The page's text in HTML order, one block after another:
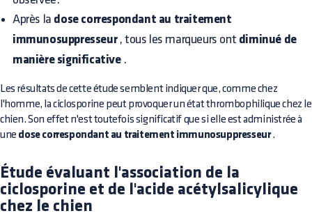
Après la dose correspondant au traitement
immunosuppresseur, tous les marqueurs ont diminué de
manière significative.
Les résultats de cette étude semblent indiquer que, comme chez
l'homme, la ciclosporine peut provoquer un état thrombophilique chez le
chien. Son effet n'est toutefois significatif que si elle est administrée à
une dose correspondant au traitement immunosuppresseur.
Étude évaluant l'association de la
ciclosporine et de l'acide acétylsalicylique
chez le chien